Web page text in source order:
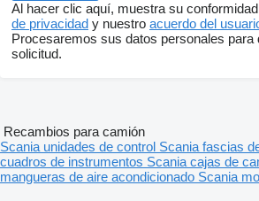
Al hacer clic aquí, muestra su
de privacidad y nuestro acuerdo del
Procesaremos sus datos personales para
solicitud.
Recambios para camión
Scania unidades de control Scania fascias
cuadros de instrumentos Scania cajas de
mangueras de aire acondicionado Scania